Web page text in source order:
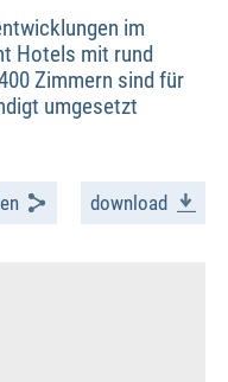
im
Hotels mit rund
Zimmern sind für
umgesetzt